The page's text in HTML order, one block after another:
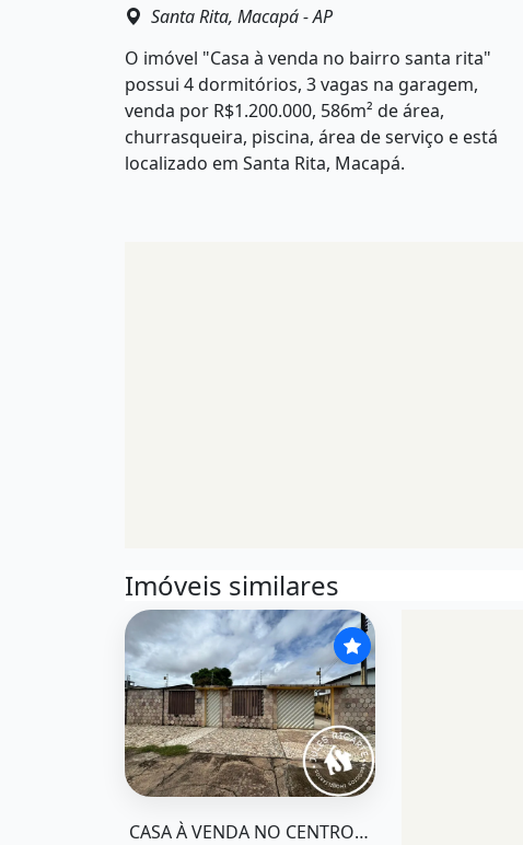
Santa Rita, Macapá - AP
O imóvel "Casa à venda no bairro santa rita"
possui 4 dormitórios, 3 vagas na garagem,
venda por R$1.200.000, 586m² de área,
churrasqueira, piscina, área de serviço e está
localizado em Santa Rita, Macapá.
Imóveis similares
CASA À VENDA NO CENTRO DE MACAPÁ